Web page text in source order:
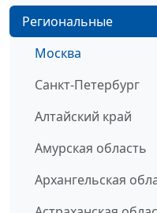
Региональные
Москва
Санкт-Петербург
Алтайский край
Амурская область
Архангельская